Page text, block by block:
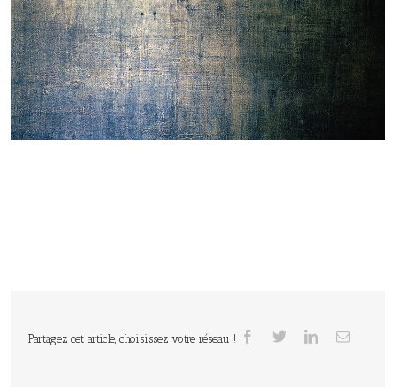
Partagez cet article, choisissez votre réseau !